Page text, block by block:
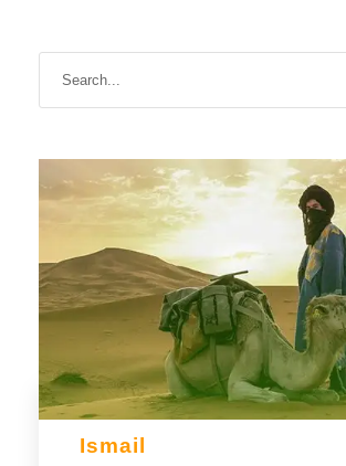
Ismail